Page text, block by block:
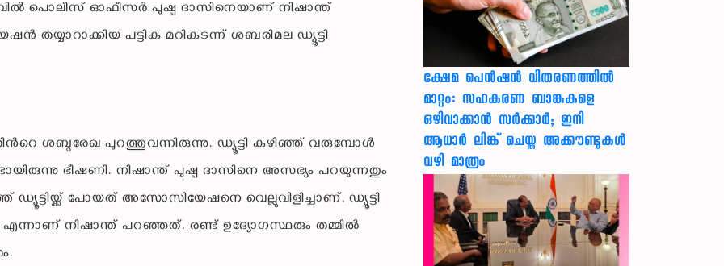
പൊലീസ് ഓഫീസർ പുഷ്പ ദാസിനെയാണ് നിഷാന്ത്
പട്ടിക മറികടന്ന് ശബരിമല ഡ്യൂട്ടി
ശബ്ദരേഖ പുറത്തുവന്നിരുന്നു. ഡ്യൂട്ടി കഴിഞ്ഞ് വരുമ്പോൾ
ഭീഷണി. നിഷാന്ത് പുഷ്പ ദാസിനെ അസഭ്യം പറയുന്നതും
പോയത് അസോസിയേഷനെ വെല്ലുവിളിച്ചാണ്, ഡ്യൂട്ടി
എന്നാണ് നിഷാന്ത് പറഞ്ഞത്. രണ്ട് ഉദ്യോഗസ്ഥരും തമ്മിൽ
ക്ഷേമ പെൻഷൻ വിതരണത്തിൽ
മാറ്റം: സഹകരണ ബാങ്കുകളെ
ഒഴിവാക്കാൻ സർക്കാർ; ഇനി
ആധാർ ലിങ്ക് ചെയ്ത അക്കൗണ്ടുകൾ
വഴി മാത്രം